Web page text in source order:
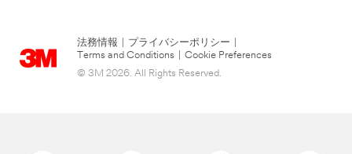
法務情報 プライバシーポリシー
Terms and Conditions
Cookie Preferences
© 3M 2026. All Rights Reserved.